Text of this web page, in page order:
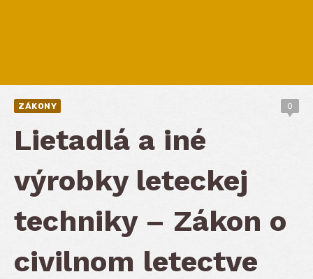
ZÁKONY 0
Lietadlá a iné
výrobky leteckej
techniky – Zákon o
civilnom letectve